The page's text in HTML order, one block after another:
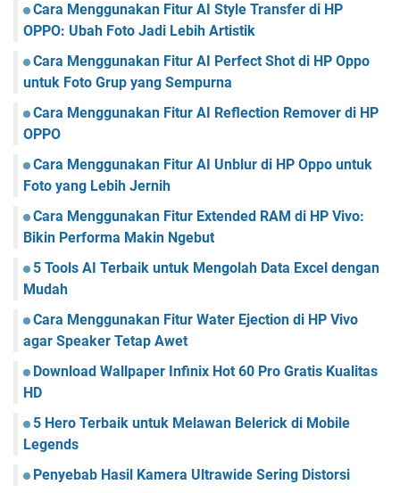
Cara Menggunakan Fitur AI Style Transfer di HP
OPPO: Ubah Foto Jadi Lebih Artistik
Cara Menggunakan Fitur AI Perfect Shot di HP Oppo
untuk Foto Grup yang Sempurna
Cara Menggunakan Fitur AI Reflection Remover di HP
OPPO
Cara Menggunakan Fitur AI Unblur di HP Oppo untuk
Foto yang Lebih Jernih
Cara Menggunakan Fitur Extended RAM di HP Vivo:
Bikin Performa Makin Ngebut
5 Tools AI Terbaik untuk Mengolah Data Excel dengan
Mudah
Cara Menggunakan Fitur Water Ejection di HP Vivo
agar Speaker Tetap Awet
Download Wallpaper Infinix Hot 60 Pro Gratis Kualitas
HD
5 Hero Terbaik untuk Melawan Belerick di Mobile
Legends
Penyebab Hasil Kamera Ultrawide Sering Distorsi